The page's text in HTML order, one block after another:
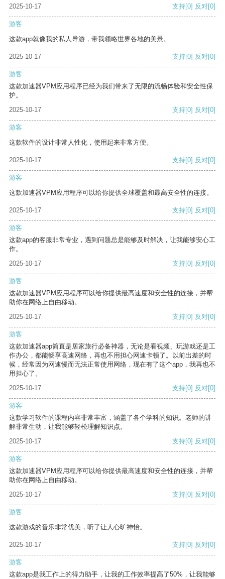
2025-10-17 支持[0] 反对[0]
游客
这款app就像我的私人导游，带我领略世界各地的美景。
2025-10-17 支持[0] 反对[0]
游客
这款加速器VPM应用程序已经为我们带来了无限的流畅体验和安全性保
护。
2025-10-17
支持[0] 反对[0]
游客
这款软件的设计非常人性化，使用起来非常方便。
2025-10-17 支持[0] 反对[0]
游客
这款加速器VPM应用程序可以给你提供全球覆盖和最高安全性的连接。
2025-10-17 支持[0] 反对[0]
游客
这款app的客服非常专业，遇到问题总是能够及时解决，让我能够安心工
作。
2025-10-17
支持[0] 反对[0]
游客
这款加速器VPM应用程序可以给你提供最高速度和安全性的连接，并帮
助你在网络上自由移动。
2025-10-17
支持[0] 反对[0]
游客
这款加速器app简直是居家旅行必备神器，无论是看视频、玩游戏还是工
作办公，都能畅享高速网络，再也不用担心网速卡顿了。以前出差的时
候，经常因为网速慢而无法正常使用网络，现在有了这个app，我再也不
用担心了。
2025-10-17
支持[0] 反对[0]
游客
这款学习软件的课程内容非常丰富，涵盖了各个学科的知识。老师的讲
解非常生动，让我能够轻松理解知识点。
2025-10-17
支持[0] 反对[0]
游客
这款加速器VPM应用程序可以给你提供最高速度和安全性的连接，并帮
助你在网络上自由移动。
2025-10-17
支持[0] 反对[0]
游客
这款游戏的音乐非常优美，听了让人心旷神怡。
2025-10-17 支持[0] 反对[0]
游客
这款app是我工作上的得力助手，让我的工作效率提高了50%，让我能够